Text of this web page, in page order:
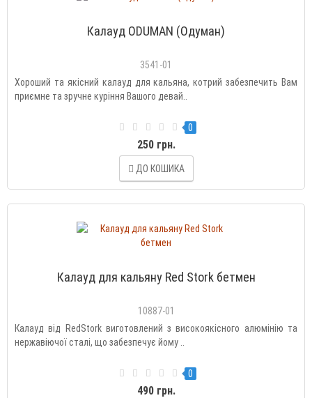
Калауд ODUMAN (Одуман)
3541-01
Хороший та якісний калауд для кальяна, котрий забезпечить Вам
приємне та зручне куріння Вашого девай..
0
250 грн.
ДО КОШИКА
Калауд для кальяну Red Stork бетмен
10887-01
Калауд від RedStork виготовлений з високоякісного алюмінію та
нержавіючої сталі, що забезпечує йому ..
0
490 грн.